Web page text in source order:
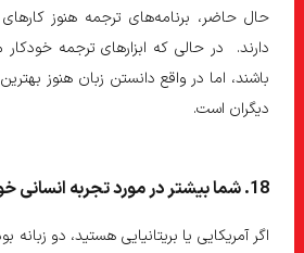
حال حاضر، برنامه‌های ترجمه هنوز کارهای
دارند. در حالی که ابزارهای ترجمه
باشند، اما در واقع دانستن زبان هنوز بهترین
دیگران است.
18. شما بیشتر در مورد تجربه انسانی
اگر آمریکایی یا بریتانیایی هستید، دو زبانه